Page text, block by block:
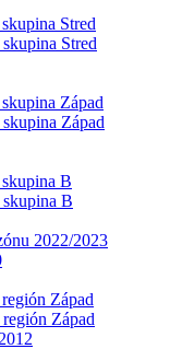
Stred
Stred
Západ
Západ
B
B
2022/2023
Západ
Západ